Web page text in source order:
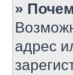
»
адрес